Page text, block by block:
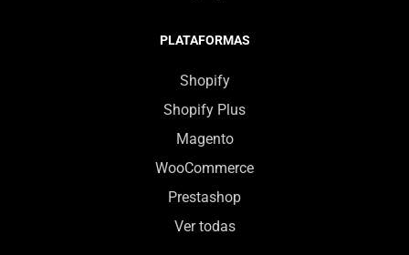
PLATAFORMAS
Shopify
Shopify Plus
Magento
WooCommerce
Prestashop
Ver todas